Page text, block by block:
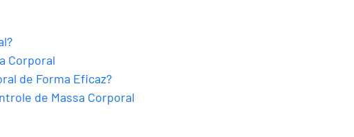
Corporal
de Forma Eficaz?
de Massa Corporal